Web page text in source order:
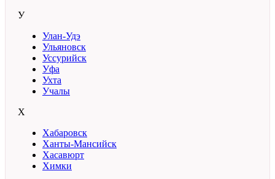
У
Улан-Удэ
Ульяновск
Уссурийск
Уфа
Ухта
Учалы
Х
Хабаровск
Ханты-Мансийск
Хасавюрт
Химки